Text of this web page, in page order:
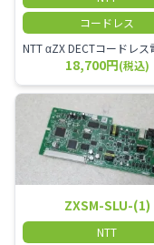
コードレス
18,700円(税込)
ZXSM-SLU-(1)
NTT